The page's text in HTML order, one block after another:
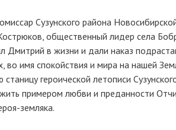
Сузунского района
общественный лидер села
Дмитрий в жизни и дали наказ
во имя спокойствия и мира на нашей
героической летописи
примером любви и преданности
земляка.